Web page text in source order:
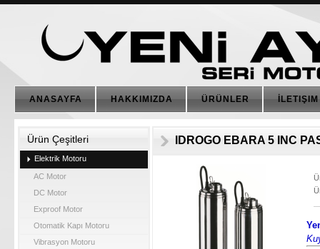
ANASAYFA HAKKIMIZDA ÜRÜNLER İLETIŞIM
Ürün Çeşitleri
Elektrik Motoru
AC Motor
DC Motor
Exproof Motor
Otomatik Kapı Motoru
Vibrasyon Motoru
IDROGO EBARA 5 INC